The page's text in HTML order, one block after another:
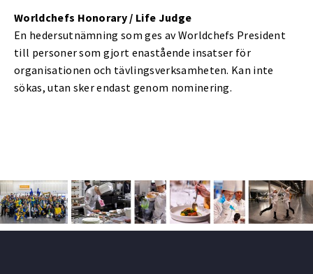
Worldchefs Honorary / Life Judge
En hedersutnämning som ges av Worldchefs President
till personer som gjort enastående insatser för
organisationen och tävlingsverksamheten. Kan inte
sökas, utan sker endast genom nominering.